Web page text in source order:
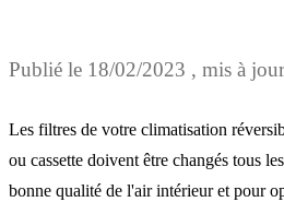
Publié le 18/02/2023 , mis à
Les filtres de votre climatisation
ou cassette doivent être changés tous
bonne qualité de l'air intérieur et pour